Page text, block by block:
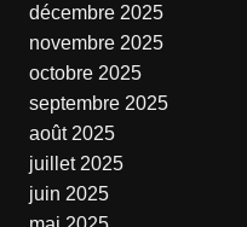
décembre 2025
novembre 2025
octobre 2025
septembre 2025
août 2025
juillet 2025
juin 2025